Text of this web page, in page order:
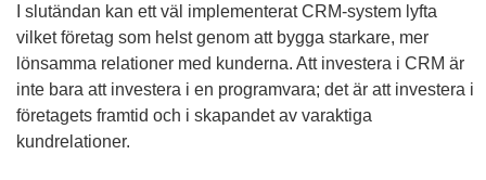
I slutändan kan ett väl implementerat CRM-system lyfta
vilket företag som helst genom att bygga starkare, mer
lönsamma relationer med kunderna. Att investera i CRM är
inte bara att investera i en programvara; det är att investera i
företagets framtid och i skapandet av varaktiga
kundrelationer.